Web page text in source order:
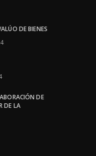
DE BIENES
DE
DE LA